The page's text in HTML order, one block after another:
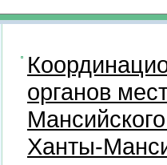
органов
Ханты-